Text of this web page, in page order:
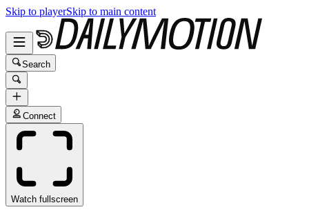
Skip to playerSkip to main content
Search
Connect
Watch fullscreen